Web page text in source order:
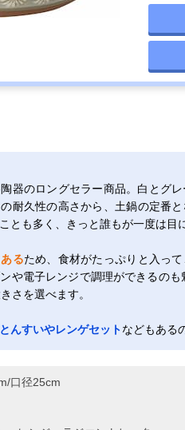
者おすす
家庭で気軽に使
器のロングセラー商品。白とグ
の耐久性の高さから、土鍋の定番
とも多く、きっと誰もが一度は目
るため、食材がたっぷりと入っ
や電子レンジで調理ができるの
さを選べます。
とんすいやレンゲセットなどもある
口径25cm